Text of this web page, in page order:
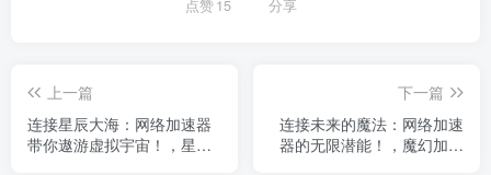
点赞15 分享
上一篇
连接星辰大海：网络加速器
带你遨游虚拟宇宙！，星辰
下一篇
连接未来的魔法：网络加速
器的无限潜能！，魔幻加速